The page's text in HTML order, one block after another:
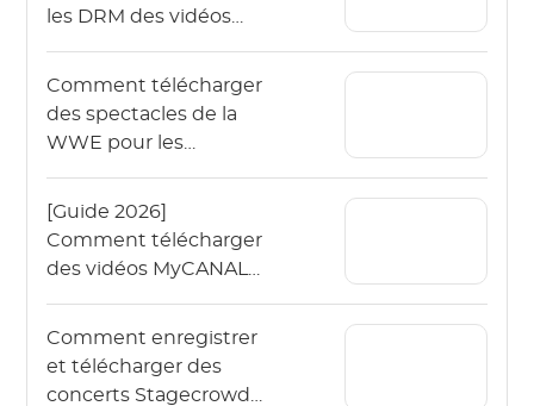
les DRM des vidéos
Comment télécharger
des spectacles de la
WWE pour les
2026 ?
[Guide 2026]
Comment télécharger
des vidéos MyCANAL
Comment enregistrer
et télécharger des
concerts Stagecrowd